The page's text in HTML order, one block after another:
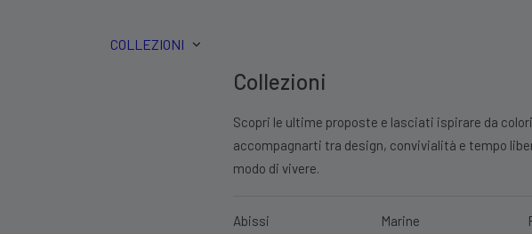
COLLEZIONI
Collezioni
Scopri le ultime proposte e lasciati ispirare da
accompagnarti tra design, convivialità e tempo
modo di vivere.
Abissi
Marine